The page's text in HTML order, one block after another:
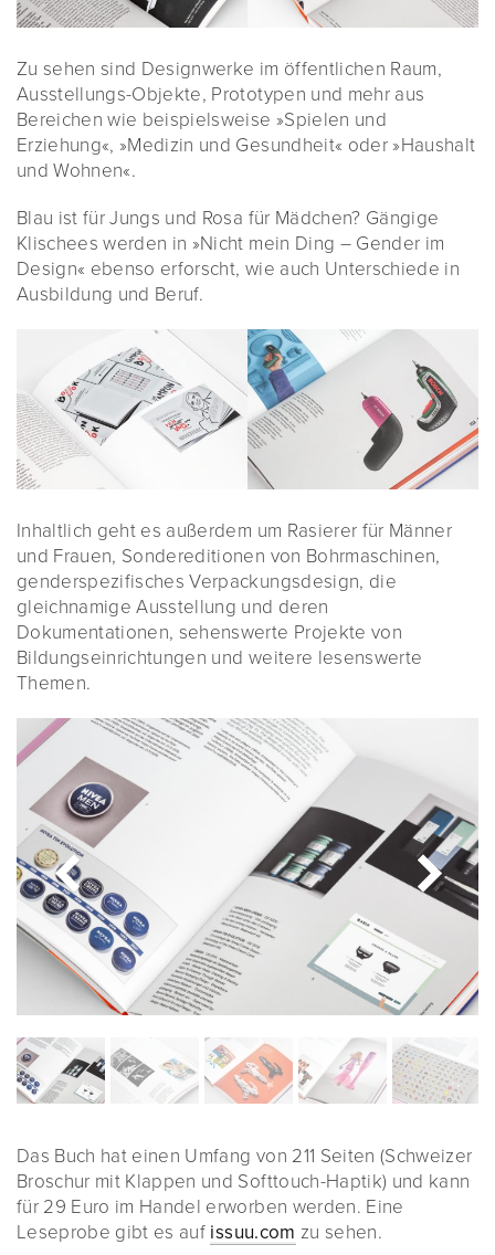
Zu sehen sind Designwerke im öffentlichen Raum,
Ausstellungs-Objekte, Prototypen und mehr aus
Bereichen wie beispielsweise »Spielen und
Erziehung«, »Medizin und Gesundheit« oder »Haushalt
und Wohnen«.
Blau ist für Jungs und Rosa für Mädchen? Gängige
Klischees werden in »Nicht mein Ding – Gender im
Design« ebenso erforscht, wie auch Unterschiede in
Ausbildung und Beruf.
Inhaltlich geht es außerdem um Rasierer für Männer
und Frauen, Sondereditionen von Bohrmaschinen,
genderspezifisches Verpackungsdesign, die
gleichnamige Ausstellung und deren
Dokumentationen, sehenswerte Projekte von
Bildungseinrichtungen und weitere lesenswerte
Themen.
Das Buch hat einen Umfang von 211 Seiten (Schweizer
Broschur mit Klappen und Softtouch-Haptik) und kann
für 29 Euro im Handel erworben werden. Eine
Leseprobe gibt es auf issuu.com zu sehen.